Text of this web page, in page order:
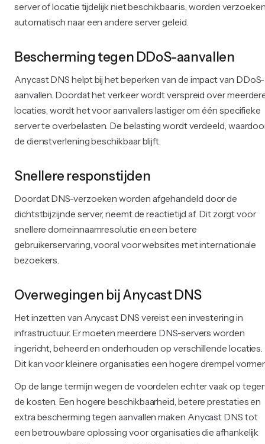
server of locatie tijdelijk niet beschikbaar is, worden
automatisch naar een andere server geleid.
Bescherming tegen DDoS-aanvallen
Anycast DNS helpt bij het beperken van de impact van DDoS-
aanvallen. Doordat het verkeer wordt verspreid over
locaties, wordt het voor aanvallers lastiger om één specifieke
server te overbelasten. De belasting wordt verdeeld,
de dienstverlening beschikbaar blijft.
Snellere responstijden
Doordat DNS-verzoeken worden afgehandeld door de
dichtstbijzijnde server, neemt de reactietijd af. Dit zorgt voor
snellere domeinnaamresolutie en een betere
gebruikerservaring, vooral voor websites met internationale
bezoekers.
Overwegingen bij Anycast DNS
Het inzetten van Anycast DNS vereist een investering in
infrastructuur. Er moeten meerdere DNS-servers worden
ingericht, beheerd en onderhouden op verschillende locaties.
Dit kan voor kleinere organisaties een hogere drempel
Op de lange termijn wegen de voordelen echter vaak op
de kosten. Een hogere beschikbaarheid, betere prestaties en
extra bescherming tegen aanvallen maken Anycast DNS tot
een betrouwbare oplossing voor organisaties die afhankelijk